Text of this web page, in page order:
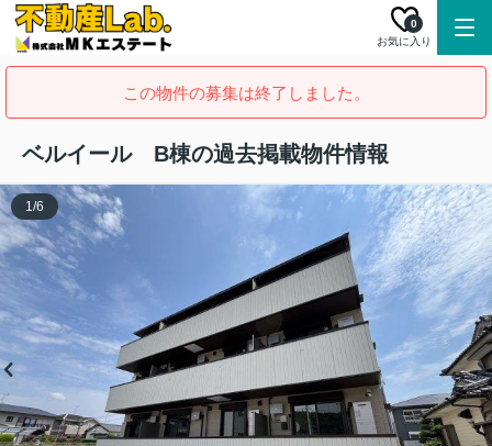
お気に入り
0
この物件の募集は終了しました。
ベルイール B棟の過去掲載物件情報
1/6